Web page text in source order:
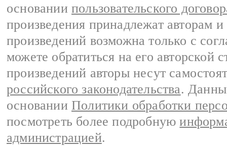
основании пользовательского
произведения принадлежат авторам
произведений возможна только с
можете обратиться на его авторской
произведений авторы несут
российского законодательства.
основании Политики обработки
посмотреть более подробную
администрацией.